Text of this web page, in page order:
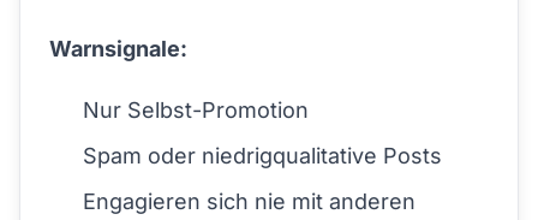
Warnsignale:
Nur Selbst-Promotion
Spam oder niedrigqualitative Posts
Engagieren sich nie mit anderen